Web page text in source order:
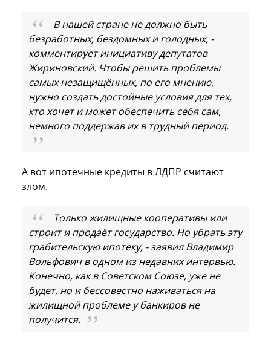
В нашей стране не должно быть
безработных, бездомных и голодных, -
комментирует инициативу депутатов
Жириновский. Чтобы решить проблемы
самых незащищённых, по его мнению,
нужно создать достойные условия для тех,
кто хочет и может обеспечить себя сам,
немного поддержав их в трудный период.
А вот ипотечные кредиты в ЛДПР считают
злом.
Только жилищные кооперативы или
строит и продаёт государство. Но убрать эту
грабительскую ипотеку, - заявил Владимир
Вольфович в одном из недавних интервью.
Конечно, как в Советском Союзе, уже не
будет, но и бессовестно наживаться на
жилищной проблеме у банкиров не
получится.